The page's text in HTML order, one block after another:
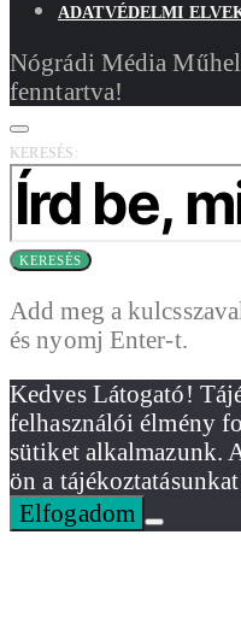
ADATVÉDELMI
Nógrádi Média
fenntartva!
KERESÉS:
KERESÉS
Add meg a
és nyomj Enter-t.
Kedves Látogató!
felhasználói élmény
sütiket alkalmazunk.
ön a
Elfogadom